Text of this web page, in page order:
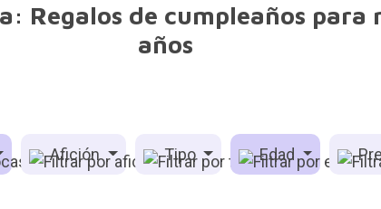
Regalos de cumpleaños para
años
Afición Tipo Edad